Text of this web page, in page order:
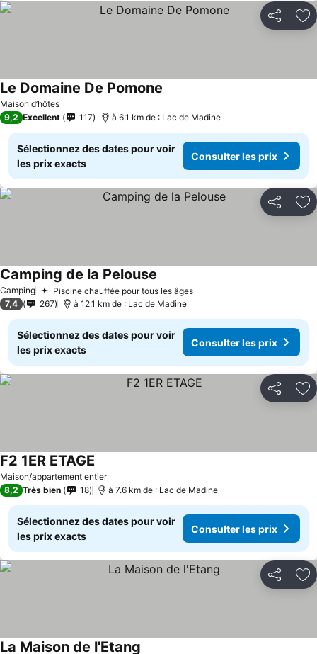
Partager
Maison d’hôtes
Le Domaine De Pomone
9,2 Excellent 117 à 6.1 km de : Lac de Madine
Sélectionnez des dates pour voir
les prix exacts
Consulter les prix
Partager
Camping Piscine chauffée pour tous les âges
Camping de la Pelouse
7,4 267 à 12.1 km de : Lac de Madine
Sélectionnez des dates pour voir
les prix exacts
Consulter les prix
Partager
Maison/appartement entier
F2 1ER ETAGE
8,2 Très bien 18 à 7.6 km de : Lac de Madine
Sélectionnez des dates pour voir
les prix exacts
Consulter les prix
Partager
La Maison de l'Etang